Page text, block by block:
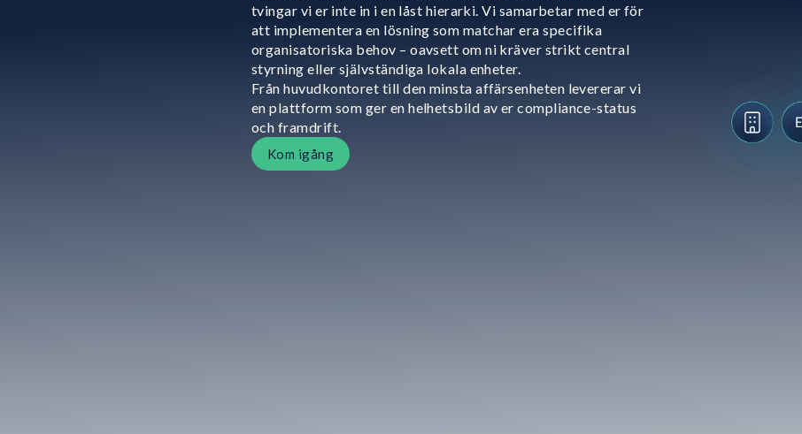
tvingar vi er inte in i en låst hierarki. Vi samarbetar med er för
att implementera en lösning som matchar era specifika
organisatoriska behov – oavsett om ni kräver strikt central
styrning eller självständiga lokala enheter.
Från huvudkontoret till den minsta affärsenheten levererar vi
en plattform som ger en helhetsbild av er compliance-status
och framdrift.
Kom igång